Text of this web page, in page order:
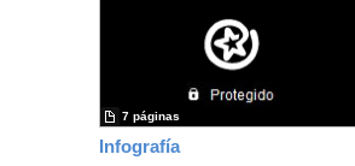
Infografía
7 páginas